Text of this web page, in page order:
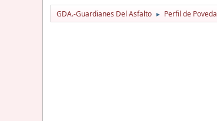
GDA.-Guardianes Del Asfalto ► Perfil de Poveda